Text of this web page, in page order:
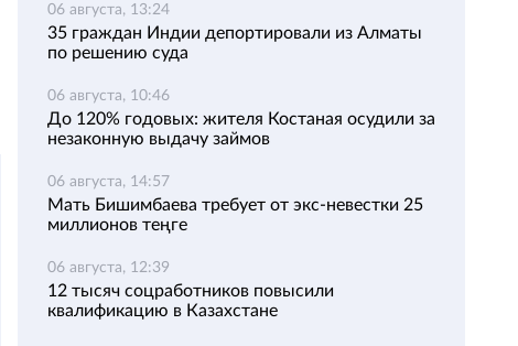
06 августа, 13:24
35 граждан Индии депортировали из Алматы
по решению суда
06 августа, 10:46
До 120% годовых: жителя Костаная осудили за
незаконную выдачу займов
06 августа, 14:57
Мать Бишимбаева требует от экс-невестки 25
миллионов теңге
06 августа, 12:39
12 тысяч соцработников повысили
квалификацию в Казахстане